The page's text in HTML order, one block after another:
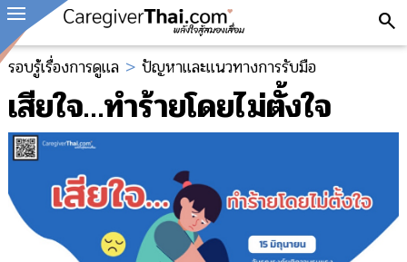
search
รอบรู้เรื่องการดูแล> ปัญหาและแนวทางการรับมือ
เสียใจ…ทำร้ายโดยไม่ตั้งใจ